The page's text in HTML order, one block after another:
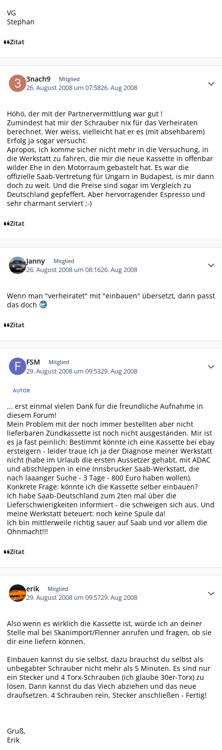
VG
Stephan
Zitat
3nach9 Mitglied
26. August 2008 um 07:5826. Aug 2008
Höhö, der mit der Partnervermittlung war gut !
Zumindest hat mir der Schrauber nix für das Verheiraten
berechnet. Wer weiss, vielleicht hat er es (mit absehbarem)
Erfolg ja sogar versucht.
Apropos, ich komme sicher nicht mehr in die Versuchung, in
die Werkstatt zu fahren, die mir die neue Kassette in offenbar
wilder Ehe in den Motorraum gebastelt hat. Es war die
offizielle Saab-Vertretung für Ungarn in Budapest, is mir dann
doch zu weit. Und die Preise sind sogar im Vergleich zu
Deutschland gepfeffert. Aber hervorragender Espresso und
sehr charmant serviert ;-)
Zitat
Janny Mitglied
26. August 2008 um 08:1626. Aug 2008
Wenn man "verheiratet" mit "einbauen" übersetzt, dann passt
das doch
Zitat
FSM Mitglied
29. August 2008 um 09:5329. Aug 2008
AUTOR
... erst einmal vielen Dank für die freundliche Aufnahme in
diesem Forum!
Mein Problem mit der noch immer bestellten aber nicht
lieferbaren Zündkassette ist noch nicht ausgestanden. Mir ist
es ja fast peinlich: Bestimmt könnte ich eine Kassette bei ebay
ersteigern - leider traue ich ja der Diagnose meiner Werkstatt
nicht (habe im Urlaub die ersten Aussetzer gehabt, mit ADAC
und abschleppen in eine Innsbrucker Saab-Werkstatt, die
nach laaanger Suche - 3 Tage - 800 Euro haben wollen).
Konkrete Frage: könnte ich die Kassette selber einbauen?
Ich habe Saab-Deutschland zum 2ten mal über die
Lieferschwierigkeiten informiert - die schweigen sich aus. Und
meine Werkstatt beteuert: noch keine Spule da!
Ich bin mittlerweile richtig sauer auf Saab und vor allem die
Ohnmacht!!!
Zitat
erik Mitglied
29. August 2008 um 09:5729. Aug 2008
Also wenn es wirklich die Kassette ist, würde ich an deiner
Stelle mal bei Skanimport/Flenner anrufen und fragen, ob sie
dir eine liefern können.
Einbauen kannst du sie selbst, dazu brauchst du selbst als
unbegabter Schrauber nicht mehr als 5 Minuten. Es sind nur
ein Stecker und 4 Torx-Schrauben (ich glaube 30er-Torx) zu
lösen. Dann kannst du das Viech abziehen und das neue
draufsetzen. 4 Schrauben rein, Stecker anschließen - Fertig!
Gruß,
Erik